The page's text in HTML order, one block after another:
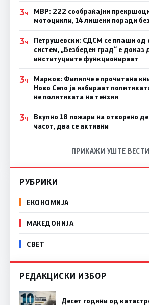
3Ч
МВР: 222 сообраќајни
мотоцикли, 14 лишени поради
3Ч
Петрушевски: СДСМ се плаши од
систем, „Безбеден град“ е доказ
институциите функционираат
3Ч
Марков: Филипче е прочитана
Ново Село ја избираат
не политиката на тензии
3Ч
Вкупно 18 пожари на отворено
часот, два се активни
ПРИКАЖИ УШТЕ
РУБРИКИ
ЕКОНОМИЈА
МАКЕДОНИЈА
СВЕТ
РЕДАКЦИСКИ ИЗБОР
Десет години од